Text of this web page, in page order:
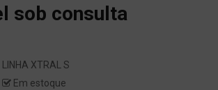
sob consulta
LINHA XTRAL S
Em estoque